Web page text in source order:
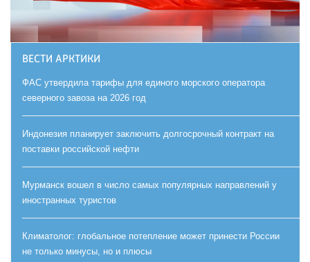
ВЕСТИ АРКТИКИ
ФАС утвердила тарифы для единого морского оператора
северного завоза на 2026 год
Индонезия планирует заключить долгосрочный контракт на
поставки российской нефти
Мурманск вошел в число самых популярных направлений у
иностранных туристов
Климатолог: глобальное потепление может принести России
не только минусы, но и плюсы